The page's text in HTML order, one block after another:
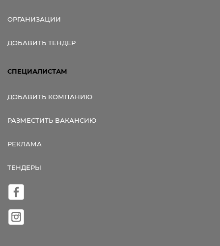
ОРГАНИЗАЦИИ
ДОБАВИТЬ ТЕНДЕР
СПЕЦИАЛИСТАМ
ДОБАВИТЬ КОМПАНИЮ
РАЗМЕСТИТЬ ВАКАНСИЮ
РЕКЛАМА
ТЕНДЕРЫ